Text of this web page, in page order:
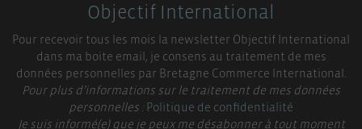
Objectif International
Pour recevoir tous les mois la newsletter Objectif International
dans ma boite email, je consens au traitement de mes
données personnelles par Bretagne Commerce International.
Pour plus d’informations sur le traitement de mes données
personnelles :Politique de confidentialité
Je suis informé(e) que je peux me désabonner à tout moment